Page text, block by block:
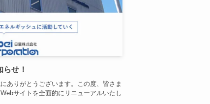
せ！
ありがとうございます。この度、皆さま
サイトを全面的にリニューアルいたし